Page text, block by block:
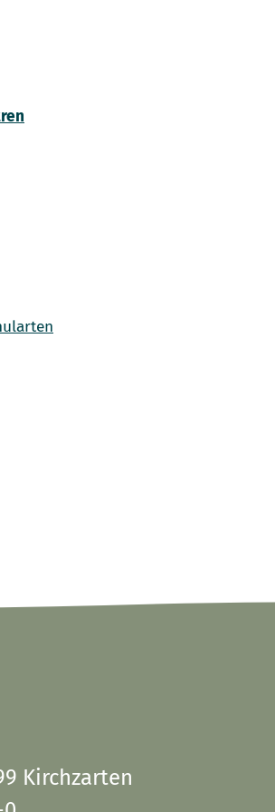
Kirchzarten